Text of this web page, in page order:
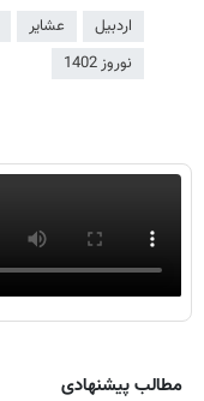
اردبیل عشایر
نوروز 1402
مطالب پیشنهادی